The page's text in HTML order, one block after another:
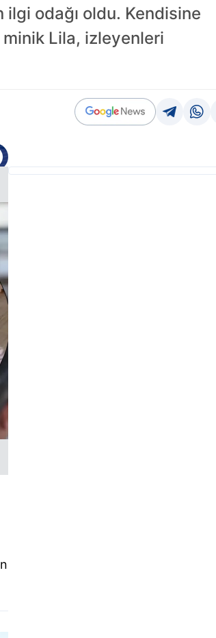
odağı oldu. Kendisine
Lila, izleyenleri